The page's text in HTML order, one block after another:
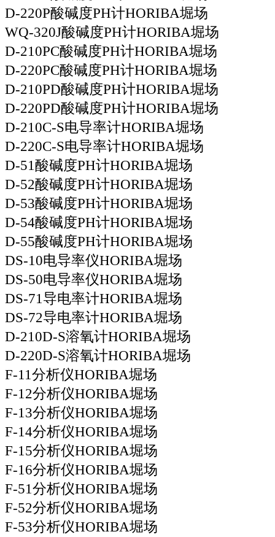
D-220P酸碱度PH计HORIBA堀场
WQ-320J酸碱度PH计HORIBA堀场
D-210PC酸碱度PH计HORIBA堀场
D-220PC酸碱度PH计HORIBA堀场
D-210PD酸碱度PH计HORIBA堀场
D-220PD酸碱度PH计HORIBA堀场
D-210C-S电导率计HORIBA堀场
D-220C-S电导率计HORIBA堀场
D-51酸碱度PH计HORIBA堀场
D-52酸碱度PH计HORIBA堀场
D-53酸碱度PH计HORIBA堀场
D-54酸碱度PH计HORIBA堀场
D-55酸碱度PH计HORIBA堀场
DS-10电导率仪HORIBA堀场
DS-50电导率仪HORIBA堀场
DS-71导电率计HORIBA堀场
DS-72导电率计HORIBA堀场
D-210D-S溶氧计HORIBA堀场
D-220D-S溶氧计HORIBA堀场
F-11分析仪HORIBA堀场
F-12分析仪HORIBA堀场
F-13分析仪HORIBA堀场
F-14分析仪HORIBA堀场
F-15分析仪HORIBA堀场
F-16分析仪HORIBA堀场
F-51分析仪HORIBA堀场
F-52分析仪HORIBA堀场
F-53分析仪HORIBA堀场